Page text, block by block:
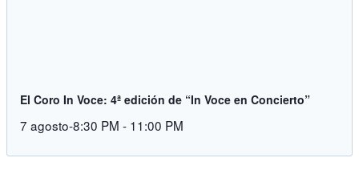
El Coro In Voce: 4ª edición de “In Voce en Concierto”
7 agosto-8:30 PM - 11:00 PM